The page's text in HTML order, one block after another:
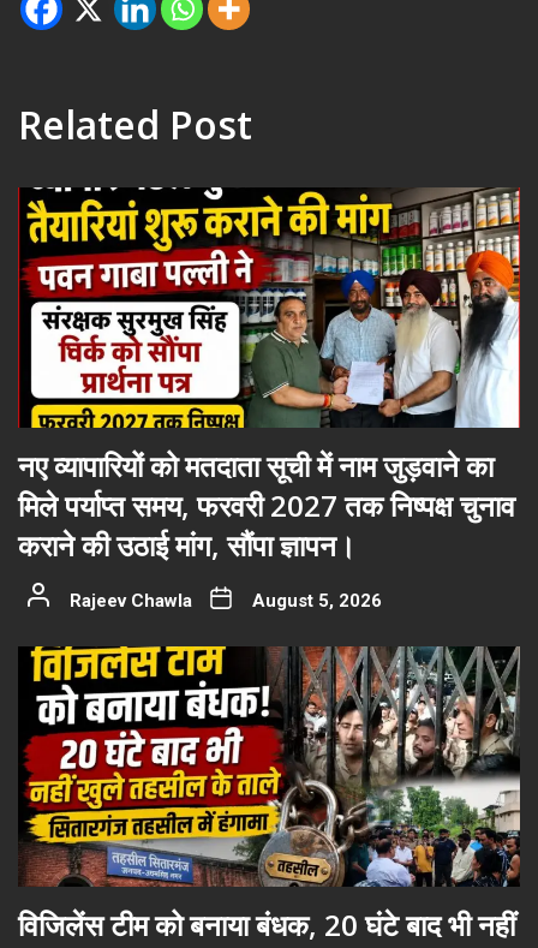
Related Post
नए व्यापारियों को मतदाता सूची में नाम जुड़वाने का
मिले पर्याप्त समय, फरवरी 2027 तक निष्पक्ष चुनाव
कराने की उठाई मांग, सौंपा ज्ञापन।
Rajeev Chawla August 5, 2026
विजिलेंस टीम को बनाया बंधक, 20 घंटे बाद भी नहीं